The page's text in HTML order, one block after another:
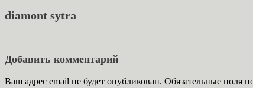
diamont sytra
Добавить комментарий
Ваш адрес email не будет опубликован. Обязательные поля